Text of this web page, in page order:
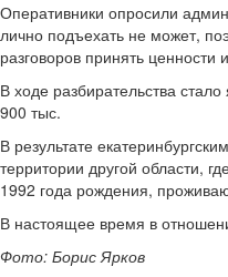
Оперативники опросили
лично подъехать не может,
разговоров принять
В ходе разбирательства
900 тыс.
В результате
территории другой области,
1992 года рождения,
В настоящее время в
Фото: Борис Ярков